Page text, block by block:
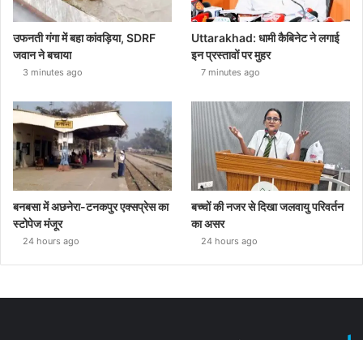
उफनती गंगा में बहा कांवड़िया, SDRF
जवान ने बचाया
3 minutes ago
Uttarakhad: धामी कैबिनेट ने लगाई
इन प्रस्तावों पर मुहर
7 minutes ago
बनबसा में अछनेरा-टनकपुर एक्सप्रेस का
स्टोपेज मंजूर
24 hours ago
बच्चों की नजर से दिखा जलवायु परिवर्तन
का असर
24 hours ago